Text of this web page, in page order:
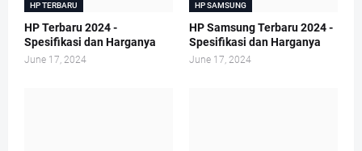
HP TERBARU
HP Terbaru 2024 -
Spesifikasi dan Harganya
June 17, 2024
HP SAMSUNG
HP Samsung Terbaru 2024 -
Spesifikasi dan Harganya
June 17, 2024